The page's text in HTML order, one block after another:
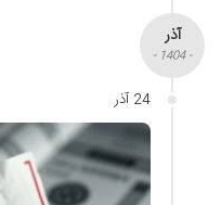
آذر
- 1404 -
24 آذر